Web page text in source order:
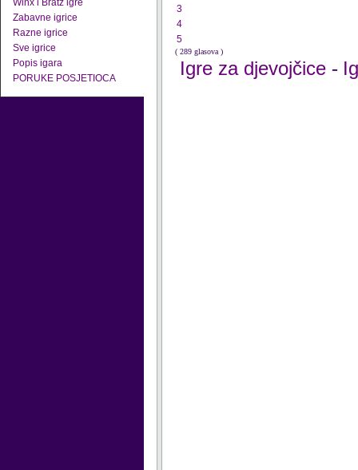
Winx i Bratz igre
Zabavne igrice
Razne igrice
Sve igrice
Popis igara
PORUKE POSJETIOCA
3
4
5
( 289 glasova )
Igre za djevojčice -